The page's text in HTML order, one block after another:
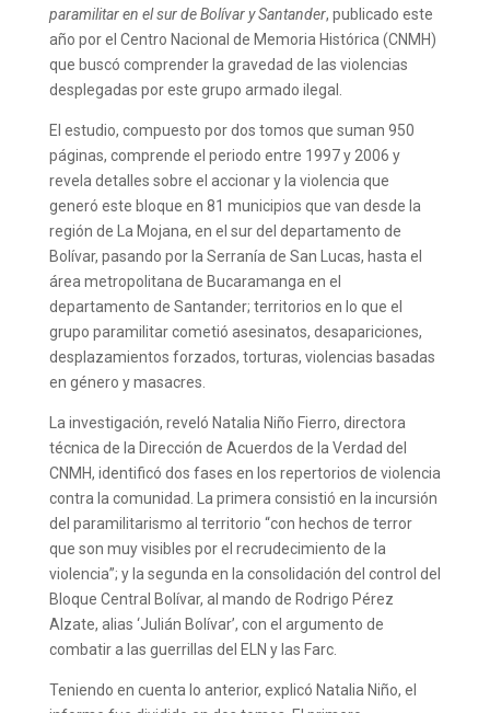
paramilitar en el sur de Bolívar y Santander, publicado este
año por el Centro Nacional de Memoria Histórica (CNMH)
que buscó comprender la gravedad de las violencias
desplegadas por este grupo armado ilegal.
El estudio, compuesto por dos tomos que suman 950
páginas, comprende el periodo entre 1997 y 2006 y
revela detalles sobre el accionar y la violencia que
generó este bloque en 81 municipios que van desde la
región de La Mojana, en el sur del departamento de
Bolívar, pasando por la Serranía de San Lucas, hasta el
área metropolitana de Bucaramanga en el
departamento de Santander; territorios en lo que el
grupo paramilitar cometió asesinatos, desapariciones,
desplazamientos forzados, torturas, violencias basadas
en género y masacres.
La investigación, reveló Natalia Niño Fierro, directora
técnica de la Dirección de Acuerdos de la Verdad del
CNMH, identificó dos fases en los repertorios de violencia
contra la comunidad. La primera consistió en la incursión
del paramilitarismo al territorio “con hechos de terror
que son muy visibles por el recrudecimiento de la
violencia”; y la segunda en la consolidación del control del
Bloque Central Bolívar, al mando de Rodrigo Pérez
Alzate, alias ‘Julián Bolívar’, con el argumento de
combatir a las guerrillas del ELN y las Farc.
Teniendo en cuenta lo anterior, explicó Natalia Niño, el